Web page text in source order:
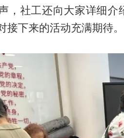
，社工还向大家详细
接下来的活动充满期待。